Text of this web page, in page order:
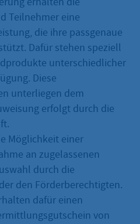
Teilnehmer eine
die ihre passgenaue
Dafür stehen speziell
unterschiedlicher
Diese
unterliegen dem
erfolgt durch die
Möglichkeit einer
an zugelassenen
durch die
den Förderberechtigten.
dafür einen
von